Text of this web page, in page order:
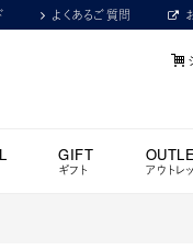
よくあるご質問
GIFT
ギフト アウトレ